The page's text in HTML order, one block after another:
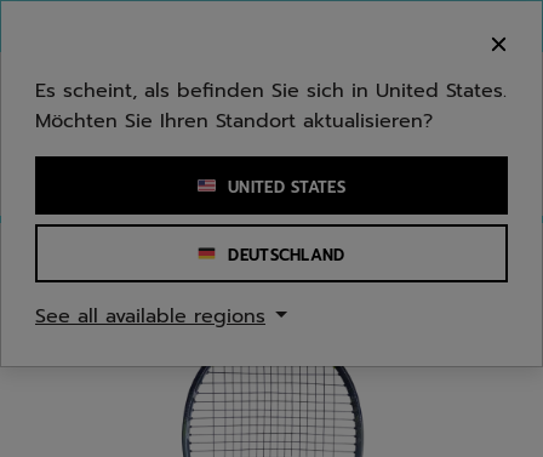
Stichwort oder Artikelnummer eingeben
Es scheint, als befinden Sie sich in United States.
Möchten Sie Ihren Standort aktualisieren?
UNITED STATES
DEUTSCHLAND
See all available regions